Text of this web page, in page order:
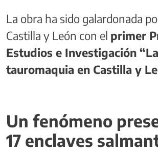
La obra ha sido galardonada
Castilla y León con el primer
Estudios e Investigación “La
tauromaquia en Castilla y
Un fenómeno
17 enclaves